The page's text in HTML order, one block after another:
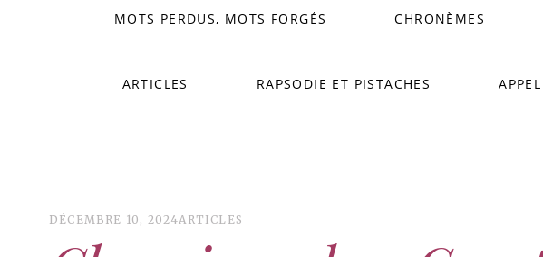
MOTS PERDUS, MOTS FORGÉS CHRONÈMES
ARTICLES RAPSODIE ET PISTACHES
DÉCEMBRE 10, 2024ARTICLES